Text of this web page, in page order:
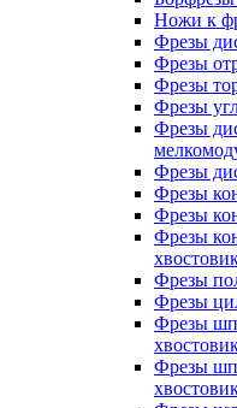
Ножи к
Фрезы
Фрезы
Фрезы
Фрезы
Фрезы
Фрезы
Фрезы
Фрезы
Фрезы
Фрезы
Фрезы
Фрезы
Фрезы